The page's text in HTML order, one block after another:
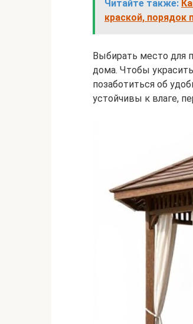
Читайте также:
краской, порядок
Выбирать место для
дома. Чтобы
позаботиться об
устойчивы к влаге,